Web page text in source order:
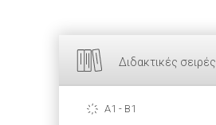
Διδακτικές σειρές
A1 - B1